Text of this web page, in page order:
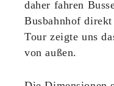
daher fahren
Busbahnhof
Tour zeigte uns
von außen.